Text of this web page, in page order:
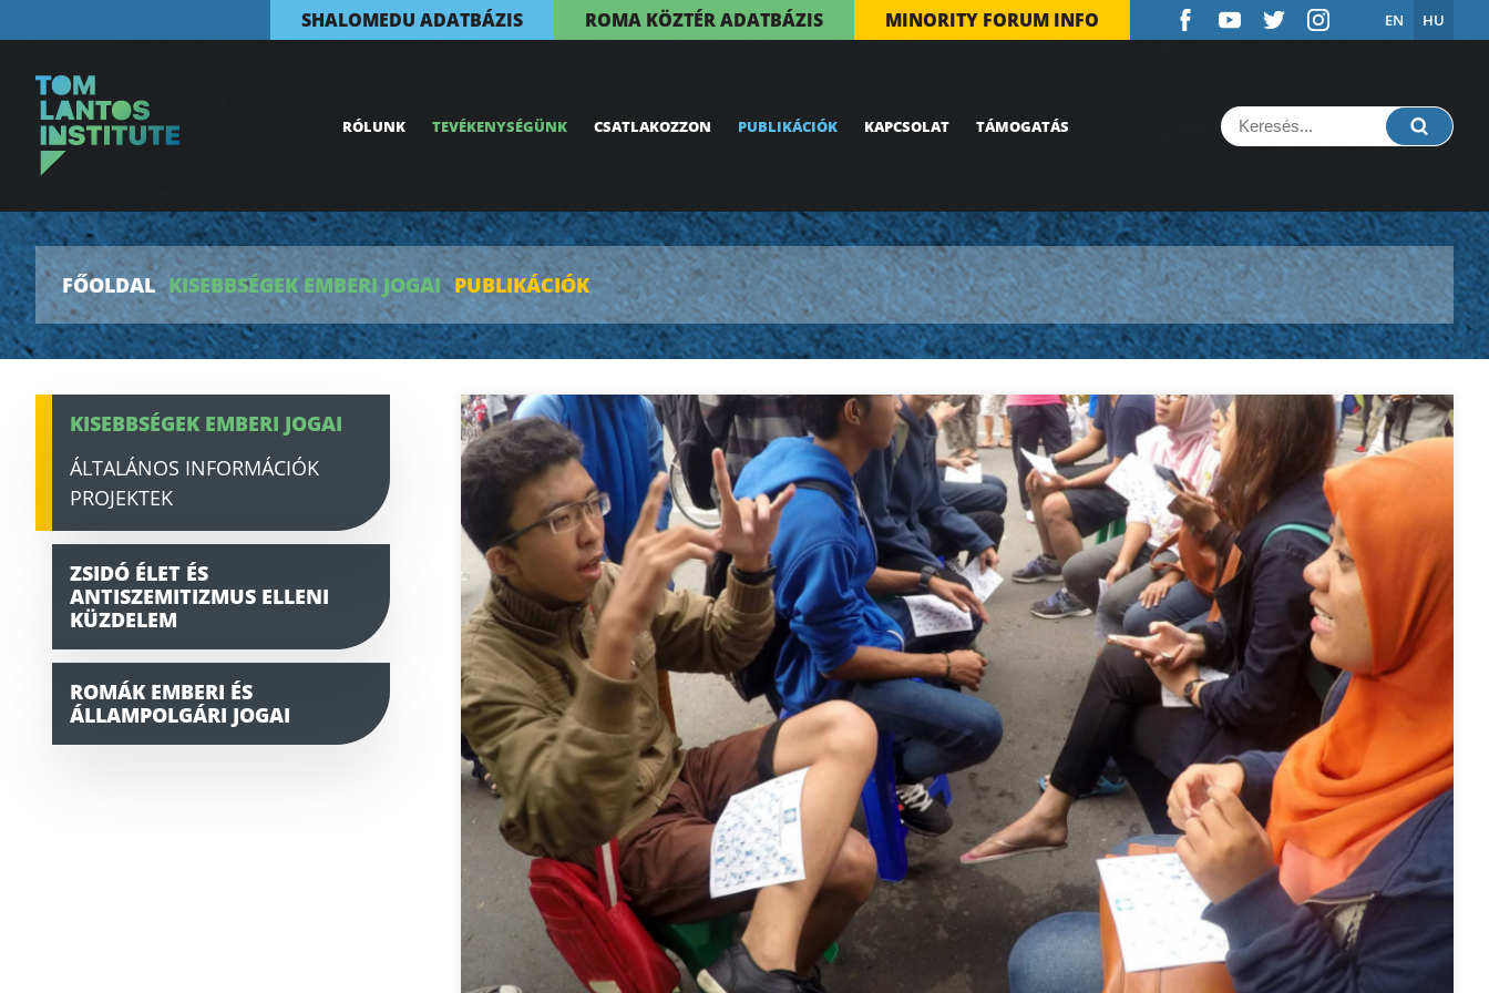
SHALOMEDU ADATBÁZIS ROMA KÖZTÉR ADATBÁZIS MINORITY FORUM INFO EN HU
RÓLUNK TEVÉKENYSÉGÜNK CSATLAKOZZON PUBLIKÁCIÓK KAPCSOLAT TÁMOGATÁS
FŐOLDAL KISEBBSÉGEK EMBERI JOGAI PUBLIKÁCIÓK
KISEBBSÉGEK EMBERI JOGAI
ÁLTALÁNOS INFORMÁCIÓK
PROJEKTEK
ZSIDÓ ÉLET ÉS
ANTISZEMITIZMUS ELLENI
KÜZDELEM
ROMÁK EMBERI ÉS
ÁLLAMPOLGÁRI JOGAI